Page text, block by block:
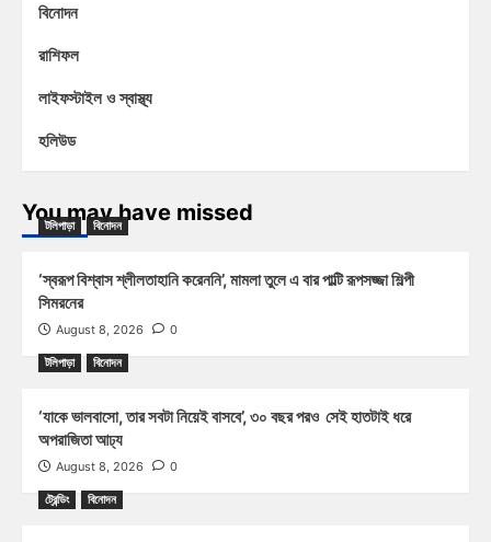
বিনোদন
রাশিফল
লাইফস্টাইল ও স্বাস্থ্য
হলিউড
You may have missed
টলিপাড়া বিনোদন
‘স্বরূপ বিশ্বাস শ্লীলতাহানি করেননি’, মামলা তুলে এ বার পাল্টি রূপসজ্জা শিল্পী
সিমরনের
August 8, 2026 0
টলিপাড়া বিনোদন
‘যাকে ভালবাসো, তার সবটা নিয়েই বাসবে’, ৩০ বছর পরও সেই হাতটাই ধরে
অপরাজিতা আঢ্য
August 8, 2026 0
ট্রেন্ডিং বিনোদন